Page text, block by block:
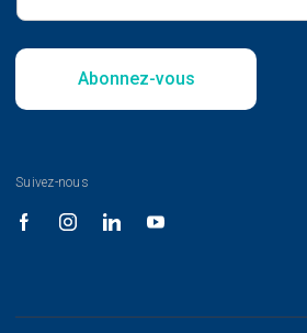
m
i
*
Abonnez-vous
Suivez-nous